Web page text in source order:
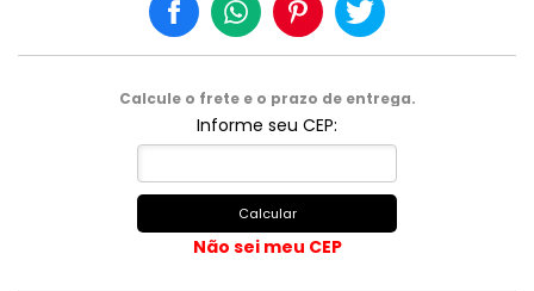
Calcule o frete e o prazo de entrega.
Informe seu CEP:
Calcular
Não sei meu CEP